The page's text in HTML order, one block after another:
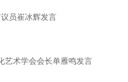
员崔冰辉发言
艺术学会会长单雁鸣发言